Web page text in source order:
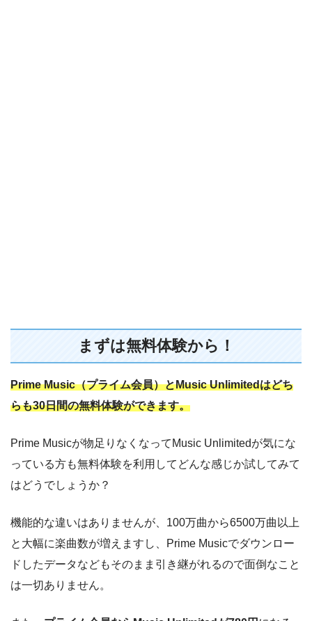
まずは無料体験から！
Prime Music（プライム会員）とMusic Unlimitedはどち
らも30日間の無料体験ができます。
Prime Musicが物足りなくなってMusic Unlimitedが気にな
っている方も無料体験を利用してどんな感じか試してみて
はどうでしょうか？
機能的な違いはありませんが、100万曲から6500万曲以上
と大幅に楽曲数が増えますし、Prime Musicでダウンロー
ドしたデータなどもそのまま引き継がれるので面倒なこと
は一切ありません。